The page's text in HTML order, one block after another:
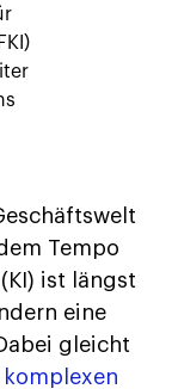
Tempo
ist längst
eine
gleicht
komplexen